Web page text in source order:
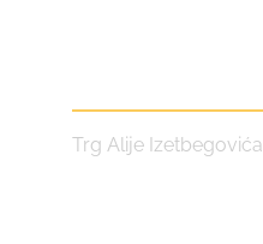
Trg Alije Izetbegovića